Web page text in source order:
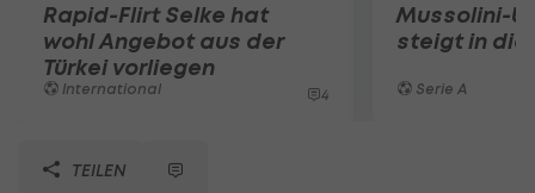
Rapid-Flirt Selke hat
wohl Angebot aus der
Türkei vorliegen
International 4
Mussolini-
steigt in die
Serie A
TEILEN